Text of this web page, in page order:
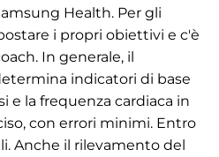
Health. Per gli
i propri obiettivi e c'è
In generale, il
indicatori di base
e la frequenza cardiaca in
con errori minimi. Entro
Anche il rilevamento del